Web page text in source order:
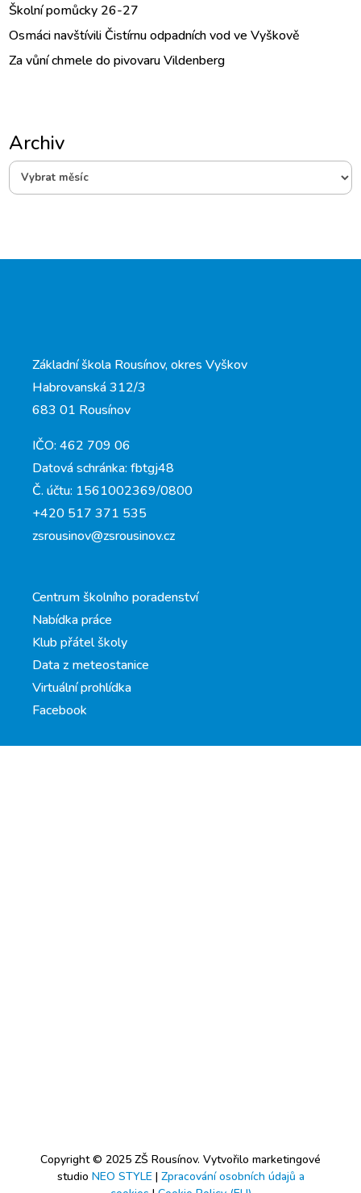
Školní pomůcky 26-27
Osmáci navštívili Čistírnu odpadních vod ve Vyškově
Za vůní chmele do pivovaru Vildenberg
ArchivArchiv
Základní škola Rousínov, okres Vyškov
Habrovanská 312/3
683 01 Rousínov
IČO: 462 709 06
Datová schránka: fbtgj48
Č. účtu: 1561002369/0800
+420 517 371 535
zsrousinov@zsrousinov.cz
Centrum školního poradenství
Nabídka práce
Klub přátel školy
Data z meteostanice
Virtuální prohlídka
Facebook
Copyright © 2025 ZŠ Rousínov. Vytvořilo marketingové
studio NEO STYLE | Zpracování osobních údajů a